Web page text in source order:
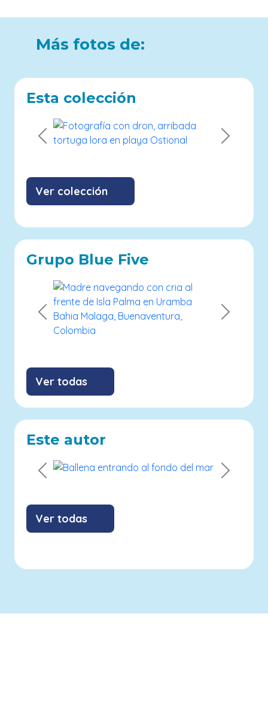
Más fotos de:
Esta colección
Previous Next
Ver colección
Grupo Blue Five
Previous Next
Ver todas
Este autor
Previous Next
Ver todas